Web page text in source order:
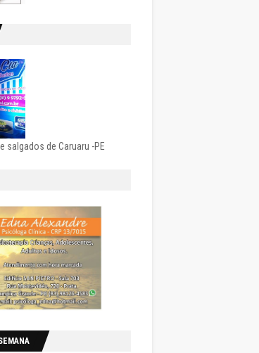
salgados de Caruaru -PE